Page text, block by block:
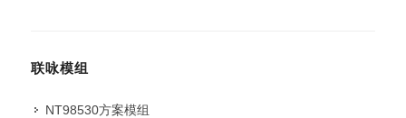
联咏模组
NT98530方案模组